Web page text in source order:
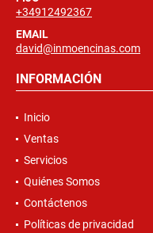
+34912492367
EMAIL
david@inmoencinas.com
INFORMACIÓN
Inicio
Ventas
Servicios
Quiénes Somos
Contáctenos
Políticas de privacidad